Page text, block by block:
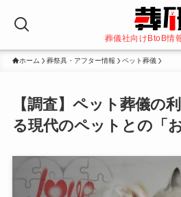
葬儀社向けBtoB情
ホーム 葬祭具・アフター情報 ペット葬儀
【調査】ペット葬儀の
る現代のペットとの「